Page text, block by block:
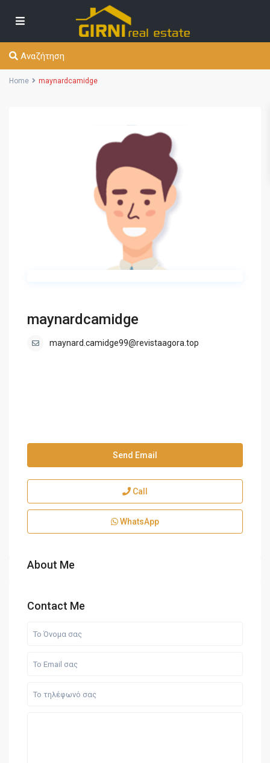
Αναζήτηση
Home maynardcamidge
maynardcamidge
maynard.camidge99@revistaagora.top
Send Email
Call
WhatsApp
About Me
Contact Me